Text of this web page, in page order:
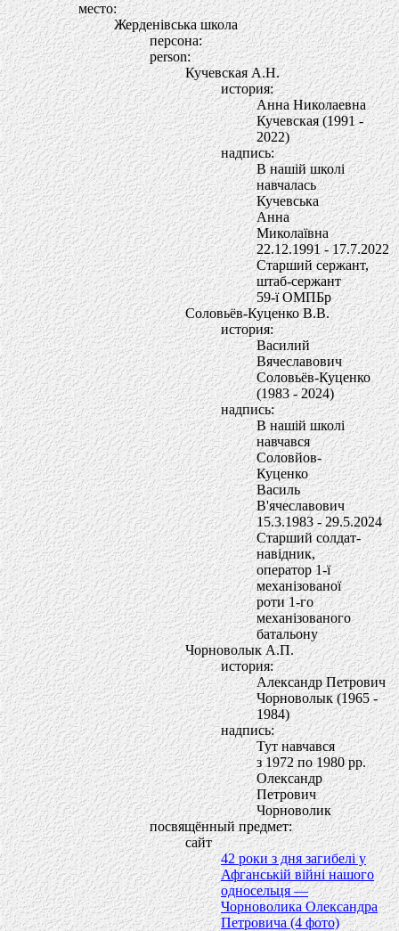
место:
Жерденівська школа
персона:
person:
Кучевская А.Н.
история:
Анна Николаевна
Кучевская (1991 -
2022)
надпись:
В нашiй школi
навчалась
Кучевська
Анна
Миколаївна
22.12.1991 - 17.7.2022
Старший сержант,
штаб-сержант
59-ї ОМПБр
Соловьёв-Куценко В.В.
история:
Василий
Вячеславович
Соловьёв-Куценко
(1983 - 2024)
надпись:
В нашiй школi
навчався
Соловйов-
Куценко
Василь
В'ячеславович
15.3.1983 - 29.5.2024
Старший солдат-
навiдник,
оператор 1-ї
механiзованої
роти 1-го
механiзованого
батальону
Чорноволык А.П.
история:
Александр Петрович
Чорноволык (1965 -
1984)
надпись:
Тут навчався
з 1972 по 1980 рр.
Олександр
Петрович
Чорноволик
посвящённый предмет:
сайт
42 роки з дня загибелі у
Афганській війні нашого
односельця —
Чорноволика Олександра
Петровича (4 фото)